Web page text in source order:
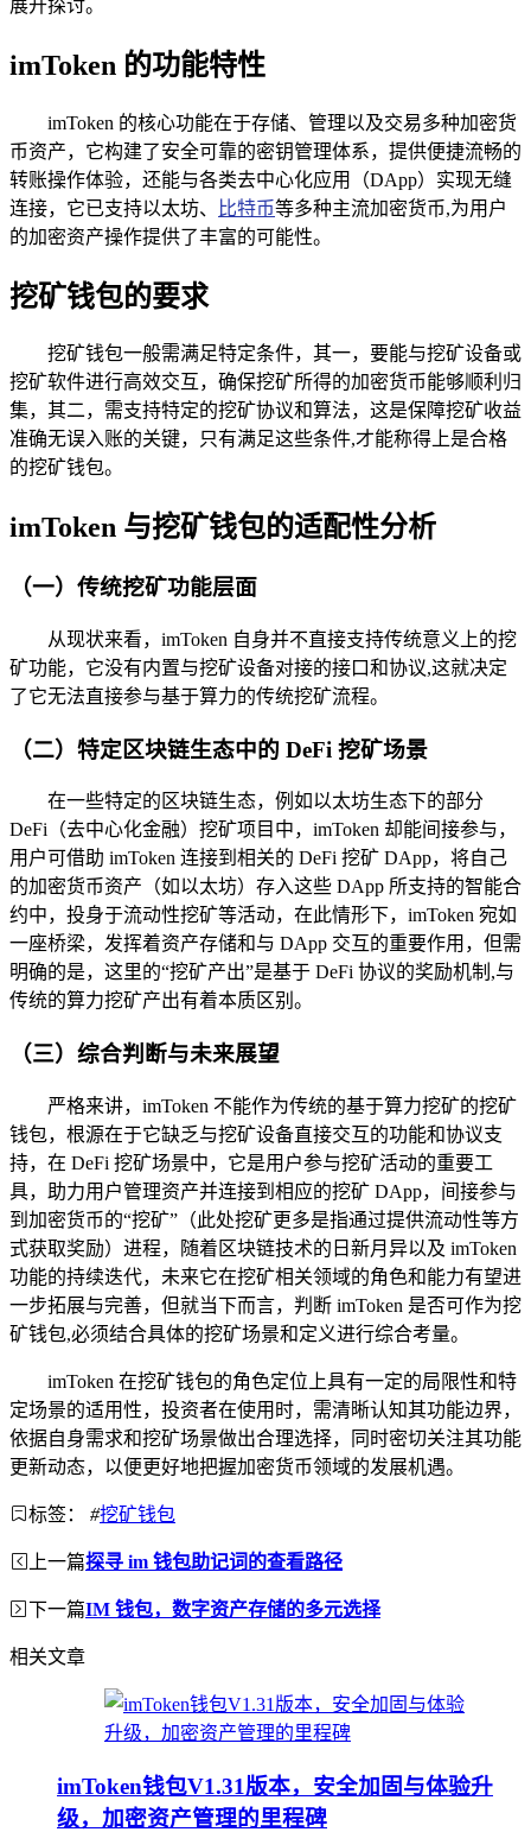
展开探讨。
imToken 的功能特性
imToken 的核心功能在于存储、管理以及交易多种加密货
币资产，它构建了安全可靠的密钥管理体系，提供便捷流畅的
转账操作体验，还能与各类去中心化应用（DApp）实现无缝
连接，它已支持以太坊、
比特币等多种主流加密货币,为用户
的加密资产操作提供了丰富的可能性。
挖矿钱包的要求
挖矿钱包一般需满足特定条件，其一，要能与挖矿设备或
挖矿软件进行高效交互，确保挖矿所得的加密货币能够顺利归
集，其二，需支持特定的挖矿协议和算法，这是保障挖矿收益
准确无误入账的关键，只有满足这些条件,才能称得上是合格
的挖矿钱包。
imToken 与挖矿钱包的适配性分析
（一）传统挖矿功能层面
从现状来看，imToken 自身并不直接支持传统意义上的挖
矿功能，它没有内置与挖矿设备对接的接口和协议,这就决定
了它无法直接参与基于算力的传统挖矿流程。
（二）特定区块链生态中的 DeFi 挖矿场景
在一些特定的区块链生态，例如以太坊生态下的部分
DeFi（去中心化金融）挖矿项目中，imToken 却能间接参与，
用户可借助 imToken 连接到相关的 DeFi 挖矿 DApp，将自己
的加密货币资产（如以太坊）存入这些 DApp 所支持的智能合
约中，投身于流动性挖矿等活动，在此情形下，imToken 宛如
一座桥梁，发挥着资产存储和与 DApp 交互的重要作用，但需
明确的是，这里的“挖矿产出”是基于 DeFi 协议的奖励机制,与
传统的算力挖矿产出有着本质区别。
（三）综合判断与未来展望
严格来讲，imToken 不能作为传统的基于算力挖矿的挖矿
钱包，根源在于它缺乏与挖矿设备直接交互的功能和协议支
持，在 DeFi 挖矿场景中，它是用户参与挖矿活动的重要工
具，助力用户管理资产并连接到相应的挖矿 DApp，间接参与
到加密货币的“挖矿”（此处挖矿更多是指通过提供流动性等方
式获取奖励）进程，随着区块链技术的日新月异以及 imToken
功能的持续迭代，未来它在挖矿相关领域的角色和能力有望进
一步拓展与完善，但就当下而言，判断 imToken 是否可作为挖
矿钱包,必须结合具体的挖矿场景和定义进行综合考量。
imToken 在挖矿钱包的角色定位上具有一定的局限性和特
定场景的适用性，投资者在使用时，需清晰认知其功能边界，
依据自身需求和挖矿场景做出合理选择，同时密切关注其功能
更新动态，以便更好地把握加密货币领域的发展机遇。
标签： #挖矿钱包
上一篇探寻 im 钱包助记词的查看路径
下一篇IM 钱包，数字资产存储的多元选择
相关文章
imToken钱包V1.31版本，安全加固与体验升
级，加密资产管理的里程碑